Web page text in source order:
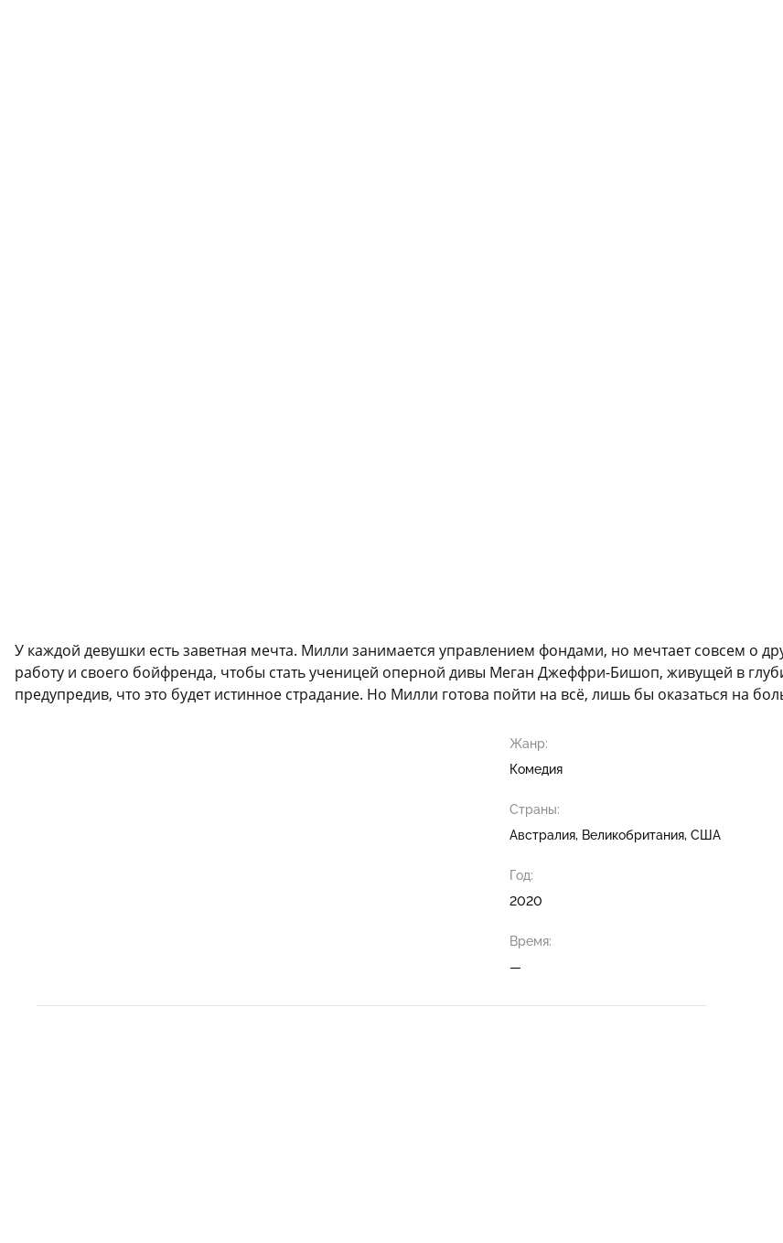
У каждой девушки есть заветная мечта. Милли занимается управлением фондами, но мечтает совсем о
работу и своего бойфренда, чтобы стать ученицей оперной дивы Меган Джеффри-Бишоп, живущей в
предупредив, что это будет истинное страдание. Но Милли готова пойти на всё, лишь бы оказаться на
Жанр:
Комедия
Страны:
Австралия, Великобритания, США
Год:
2020
Время:
—